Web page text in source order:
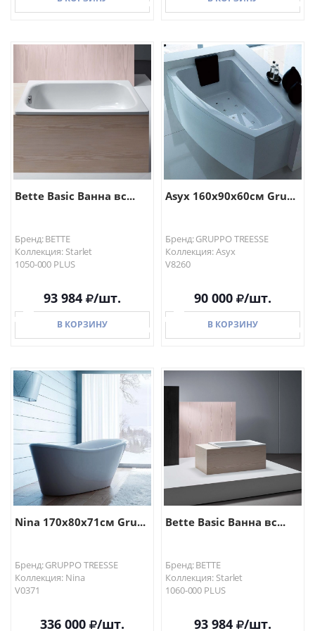
В КОРЗИНУ
Bette Basic Ванна вс...
Бренд: BETTE
Коллекция: Starlet
1050-000 PLUS
93 984 /шт.
В КОРЗИНУ
В КОРЗИНУ
Asyx 160x90x60см Gru...
Бренд: GRUPPO TREESSE
Коллекция: Asyx
V8260
90 000 /шт.
В КОРЗИНУ
В КОРЗИНУ
Nina 170x80x71см Gru...
Бренд: GRUPPO TREESSE
Коллекция: Nina
V0371
336 000 /шт.
Bette Basic Ванна вс...
Бренд: BETTE
Коллекция: Starlet
1060-000 PLUS
93 984 /шт.